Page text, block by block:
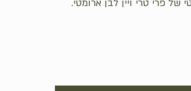
של פרי טרי ויין לבן ארומטי.